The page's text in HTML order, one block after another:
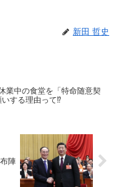
新田 哲史
業中の食堂を「特命随意契
する理由って⁉︎
陣